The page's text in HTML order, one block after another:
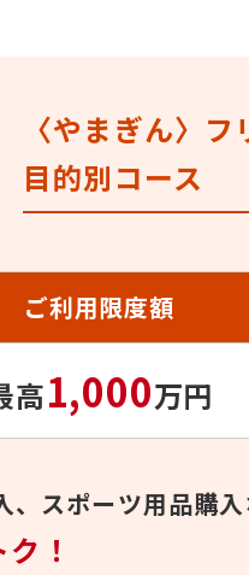
〈やまぎん〉
目的別コース
ご利用限度額
高1,000万円
スポーツ用品購
！